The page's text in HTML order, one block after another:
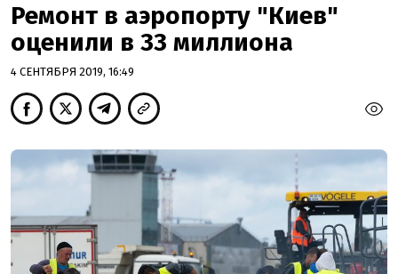
Ремонт в аэропорту "Киев"
оценили в 33 миллиона
4 СЕНТЯБРЯ 2019, 16:49